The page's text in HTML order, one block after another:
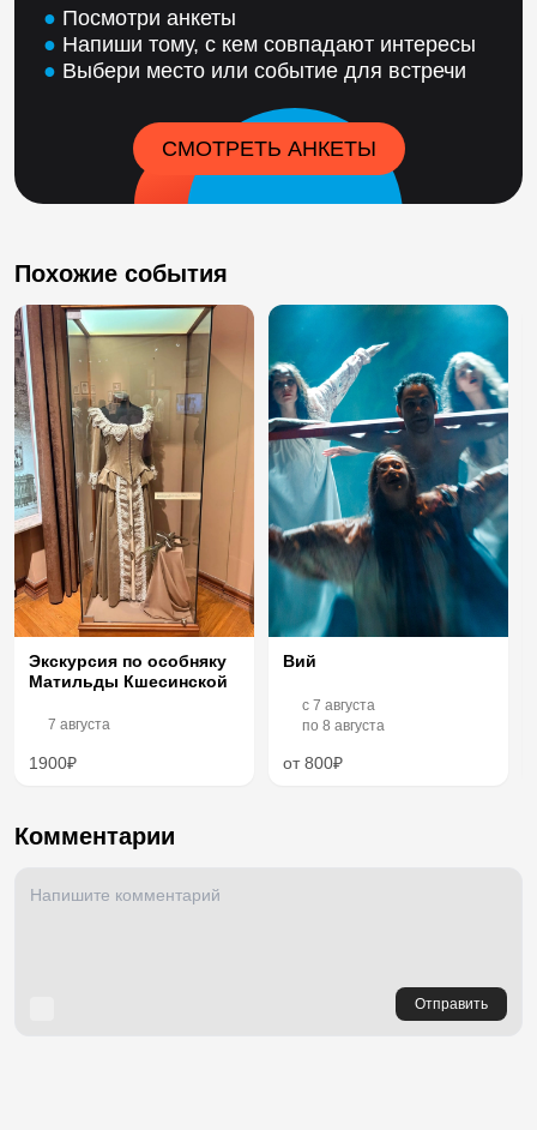
● Посмотри анкеты
● Напиши тому, с кем совпадают интересы
● Выбери место или событие для встречи
СМОТРЕТЬ АНКЕТЫ
Похожие события
Экскурсия по особняку
Матильды Кшесинской
7 августа
1900₽
Вий
c 7 августа
по 8 августа
от 800₽
Комментарии
Отправить